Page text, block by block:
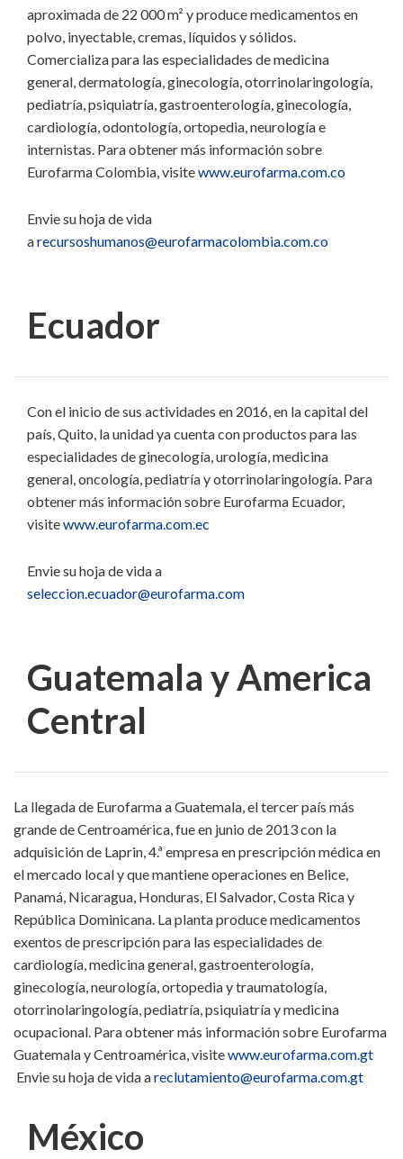
aproximada de 22 000 m² y produce medicamentos en
polvo, inyectable, cremas, líquidos y sólidos.
Comercializa para las especialidades de medicina
general, dermatología, ginecología, otorrinolaringología,
pediatría, psiquiatría, gastroenterología, ginecología,
cardiología, odontología, ortopedia, neurología e
internistas. Para obtener más información sobre
Eurofarma Colombia, visitewww.eurofarma.com.co
Envie su hoja de vida
arecursoshumanos@eurofarmacolombia.com.co
Ecuador
Con el inicio de sus actividades en 2016, en la capital del
país, Quito, la unidad ya cuenta con productos para las
especialidades de ginecología, urología, medicina
general, oncología, pediatría y otorrinolaringología. Para
obtener más información sobre Eurofarma Ecuador,
visitewww.eurofarma.com.ec
Envie su hoja de vida a
seleccion.ecuador@eurofarma.com
Guatemala y America
Central
La llegada de Eurofarma a Guatemala, el tercer país más
grande de Centroamérica, fue en junio de 2013 con la
adquisición de Laprin, 4.ª empresa en prescripción médica en
el mercado local y que mantiene operaciones en Belice,
Panamá, Nicaragua, Honduras, El Salvador, Costa Rica y
República Dominicana. La planta produce medicamentos
exentos de prescripción para las especialidades de
cardiología, medicina general, gastroenterología,
ginecología, neurología, ortopedia y traumatología,
otorrinolaringología, pediatría, psiquiatría y medicina
ocupacional. Para obtener más información sobre Eurofarma
Guatemala y Centroamérica, visitewww.eurofarma.com.gt
Envie su hoja de vida areclutamiento@eurofarma.com.gt
México